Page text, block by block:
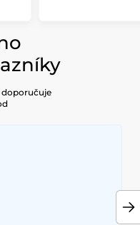
doporučuje